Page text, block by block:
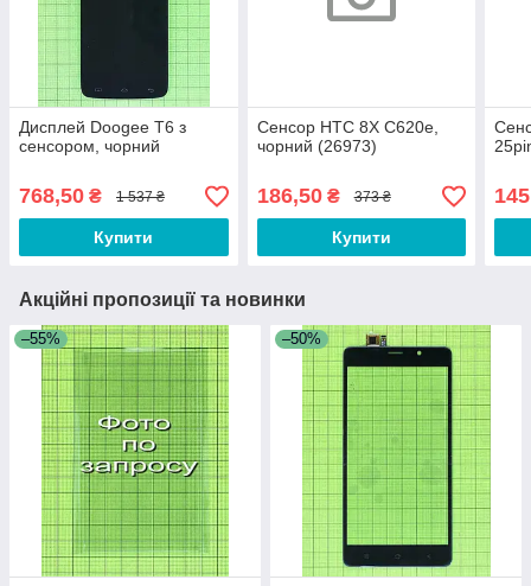
Дисплей Doogee T6 з
сенсором, чорний
768,50 ₴ 1 537 ₴
Купити
Сенсор HTC 8X C620e,
чорний (26973)
186,50₴ 373 ₴
Купити
Акційні пропозиції та новинки
–55% –50%